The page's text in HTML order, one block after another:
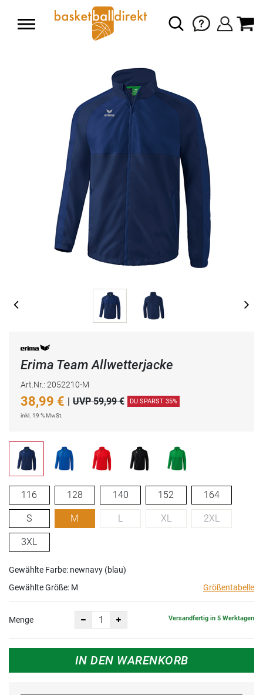
Erima Team Allwetterjacke
Art.Nr.: 2052210-M
38,99 € | UVP 59,99 € DU SPARST 35%
inkl. 19 % MwSt.
116 128 140 152 164
S M L XL 2XL
3XL
Gewählte Farbe: newnavy (blau)
Gewählte Größe: M Größentabelle
Menge Versandfertig in 5 Werktagen
IN DEN WARENKORB